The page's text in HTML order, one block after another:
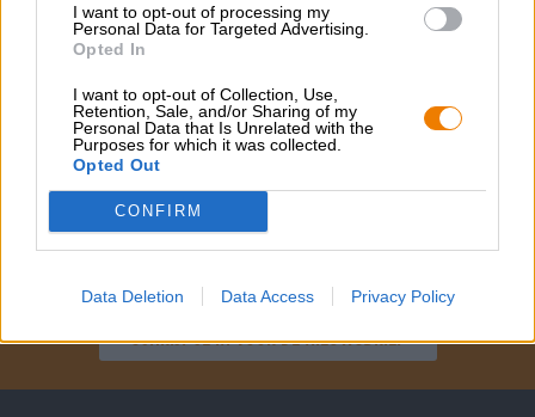
I want to opt-out of processing my
Personal Data for Targeted Advertising.
Opted In
I want to opt-out of Collection, Use,
Retention, Sale, and/or Sharing of my
Personal Data that Is Unrelated with the
Purposes for which it was collected.
Opted Out
CONFIRM
Data Deletion Data Access Privacy Policy
€ 2,99
Uitverkocht
Spring aan boord!
'Schrijf je in voor de nieuwsbrief'